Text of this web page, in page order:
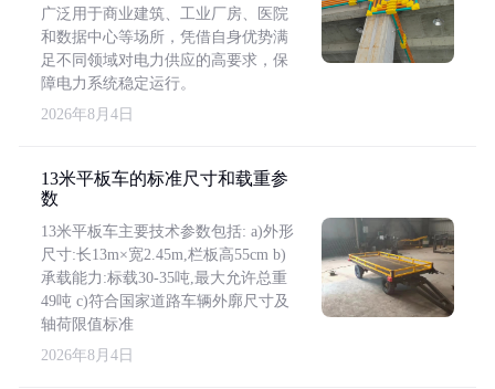
广泛用于商业建筑、工业厂房、医院
和数据中心等场所，凭借自身优势满
足不同领域对电力供应的高要求，保
障电力系统稳定运行。
2026年8月4日
13米平板车的标准尺寸和载重参
数
13米平板车主要技术参数包括: a)外形
尺寸:长13m×宽2.45m,栏板高55cm b)
承载能力:标载30-35吨,最大允许总重
49吨 c)符合国家道路车辆外廓尺寸及
轴荷限值标准
2026年8月4日